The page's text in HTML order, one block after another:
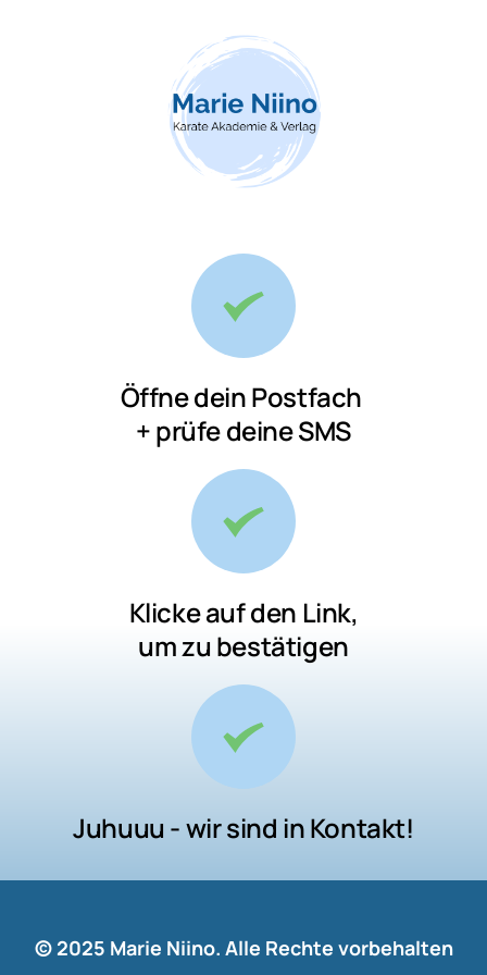
Öffne dein Postfach
+ prüfe deine SMS
Klicke auf den Link,
Juhuuu - wir sind in Kontakt!
© 2025 Marie Niino. Alle Rechte vorbehalten